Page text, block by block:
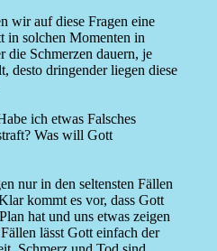
wir auf diese Fragen eine
solchen Momenten in
die Schmerzen dauern, je
desto dringender liegen diese
ich etwas Falsches
Was will Gott
nur in den seltensten Fällen
kommt es vor, dass Gott
hat und uns etwas zeigen
lässt Gott einfach der